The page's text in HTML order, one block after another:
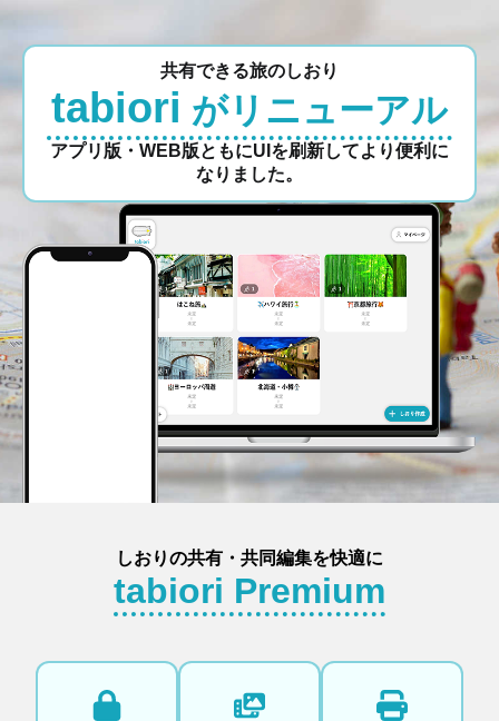
共有できる旅のしおり
tabiori がリニューアル
アプリ版・WEB版ともにUIを刷新してより便利に
なりました。
しおりの共有・共同編集を快適に
tabiori Premium